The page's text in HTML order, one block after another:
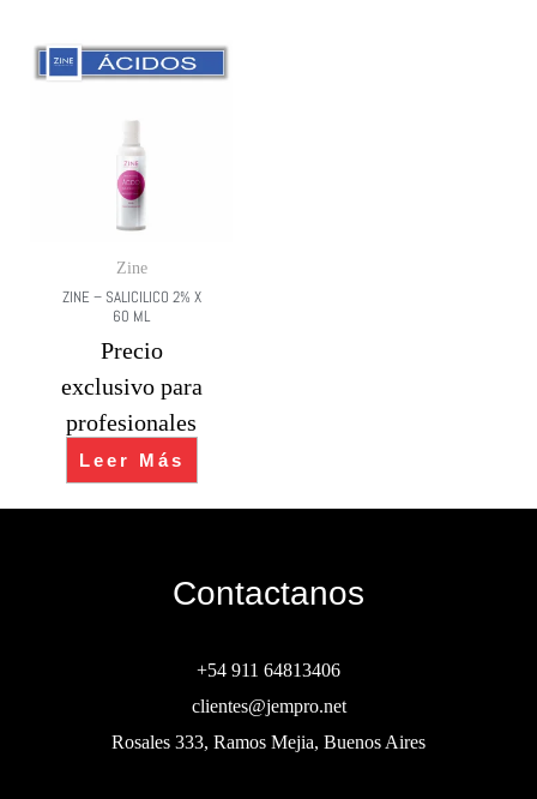
Zine
ZINE – SALICILICO 2% X
60 ML
Precio
exclusivo para
profesionales
Leer Más
Contactanos
+54 911 64813406
clientes@jempro.net
Rosales 333, Ramos Mejia, Buenos Aires